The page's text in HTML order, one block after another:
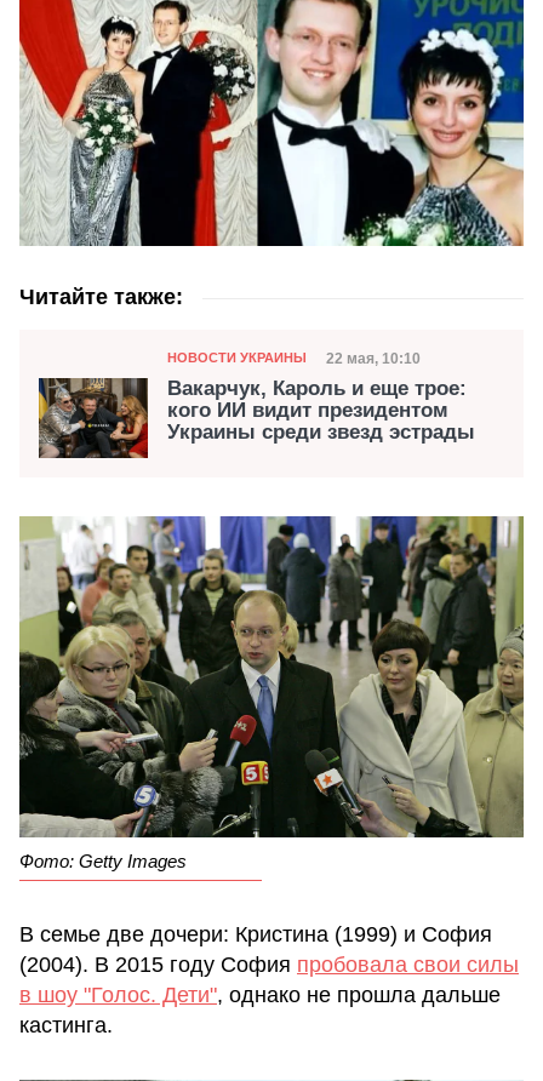
Читайте также:
Категория
НОВОСТИ УКРАИНЫ Дата публикации
22 мая, 10:10
Вакарчук, Кароль и еще трое:
кого ИИ видит президентом
Украины среди звезд эстрады
Фото: Getty Images
В семье две дочери: Кристина (1999) и София
(2004). В 2015 году София пробовала свои силы
в шоу "Голос. Дети", однако не прошла дальше
кастинга.